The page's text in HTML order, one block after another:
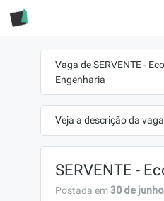
Vaga de SERVENTE -
Engenharia
Veja a descrição da
SERVENTE -
Postada em30 de